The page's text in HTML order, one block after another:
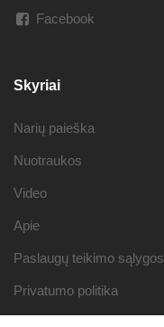
Facebook
Skyriai
Narių paieška
Nuotraukos
Video
Apie
Paslaugų teikimo sąlygos
Privatumo politika